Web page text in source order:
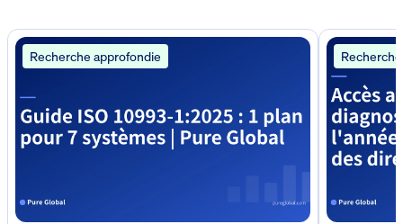
Recherche approfondie